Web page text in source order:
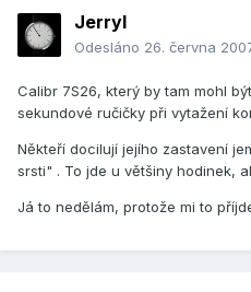
Jerryl
Odesláno 26. června
Calibr 7S26, který by tam mohl
sekundové ručičky při vytažení
Někteří docilují jejího zastavení
srsti" . To jde u většiny hodinek,
Já to nedělám, protože mi to